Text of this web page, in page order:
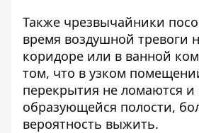
Также чрезвычайники
время воздушной тревоги
коридоре или в ванной
том, что в узком
перекрытия не ломаются и
образующейся полости,
вероятность выжить.